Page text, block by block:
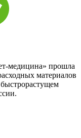
медицина» прошла
материалов